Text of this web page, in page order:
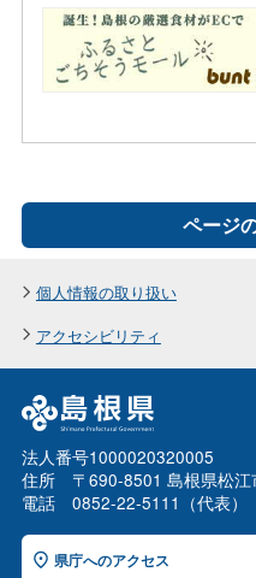
ページ
個人情報の取り扱い
アクセシビリティ
法人番号1000020320005
住所 〒690-8501 島根県松江
電話 0852-22-5111（代表）
県庁へのアクセス